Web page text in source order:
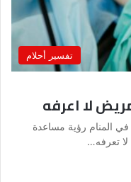
تفسير أحلام
لا اعرفه
المنام رؤية مساعدة
تعرفه…